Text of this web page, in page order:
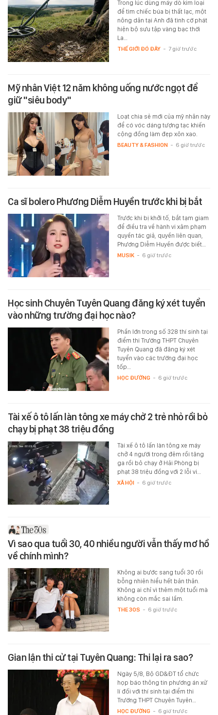
Trong lúc dùng máy dò kim loại
để tìm chiếc búa bị thất lạc, một
nông dân tại Anh đã tình cờ phát
hiện bộ sưu tập vàng bạc thời
La…
THẾ GIỚI ĐÓ ĐÂY - 7 giờ trước
Mỹ nhân Việt 12 năm không uống nước ngọt để
giữ "siêu body"
Loạt chia sẻ mới của mỹ nhân này
để có vóc dáng tượng tạc khiến
cộng đồng làm đẹp xôn xao.
BEAUTY & FASHION - 6 giờ trước
Ca sĩ bolero Phương Diễm Huyền trước khi bị bắt
Trước khi bị khởi tố, bắt tạm giam
để điều tra về hành vi xâm phạm
quyền tác giả, quyền liên quan,
Phương Diễm Huyền được biết…
MUSIK - 6 giờ trước
Học sinh Chuyên Tuyên Quang đăng ký xét tuyển
vào những trường đại học nào?
Phần lớn trong số 328 thí sinh tại
điểm thi Trường THPT Chuyên
Tuyên Quang đã đăng ký xét
tuyển vào các trường đại học
tốp…
HỌC ĐƯỜNG - 6 giờ trước
Tài xế ô tô lấn làn tông xe máy chở 2 trẻ nhỏ rồi bỏ
chạy bị phạt 38 triệu đồng
Tài xế ô tô lấn làn tông xe máy
chở 4 người trong đêm rồi tăng
ga rồi bỏ chạy ở Hải Phòng bị
phạt 38 triệu đồng với 2 lỗi vi…
XÃ HỘI - 6 giờ trước
Vì sao qua tuổi 30, 40 nhiều người vẫn thấy mơ hồ
về chính mình?
Không ai bước sang tuổi 30 rồi
bỗng nhiên hiểu hết bản thân.
Không ai chỉ vì thêm một tuổi mà
không còn mắc sai lầm.
THE 30S - 6 giờ trước
Gian lận thi cử tại Tuyên Quang: Thi lại ra sao?
Ngày 5/8, Bộ GD&ĐT tổ chức
họp báo thông tin phương án xử
lí đối với thí sinh tại điểm thi
Trường THPT Chuyên Tuyên…
HỌC ĐƯỜNG - 6 giờ trước